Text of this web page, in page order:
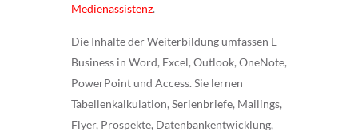
Medienassistenz.
Die Inhalte der Weiterbildung umfassen E-
Business in Word, Excel, Outlook, OneNote,
PowerPoint und Access. Sie lernen
Tabellenkalkulation, Serienbriefe, Mailings,
Flyer, Prospekte, Datenbankentwicklung,